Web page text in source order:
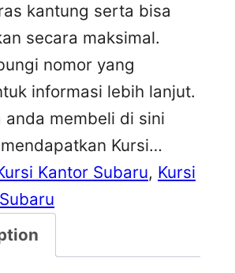
kantung serta bisa
secara maksimal.
nomor yang
informasi lebih lanjut.
anda membeli di sini
Kursi…
Kantor Subaru, Kursi